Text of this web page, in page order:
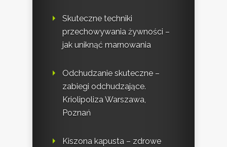
Skuteczne techniki
przechowywania żywności –
jak uniknąć marnowania
Odchudzanie skuteczne –
zabiegi odchudzające.
Kriolipoliza Warszawa,
Poznań
Kiszona kapusta – zdrowe